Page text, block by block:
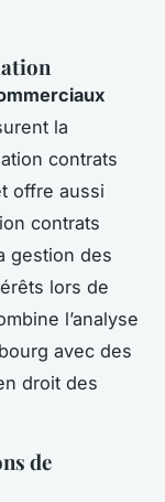
la
contrats
offre aussi
contrats
gestion des
lors de
l’analyse
avec des
droit des
de